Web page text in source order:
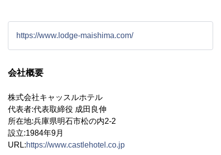
https://www.lodge-maishima.com/
会社概要
株式会社キャッスルホテル
代表者:代表取締役 成田良伸
所在地:兵庫県明石市松の内2-2
設立:1984年9月
URL:https://www.castlehotel.co.jp